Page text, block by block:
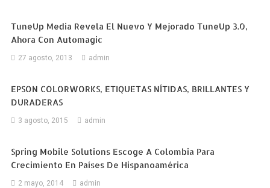
TuneUp Media Revela El Nuevo Y Mejorado TuneUp 3.0,
Ahora Con Automagic
27 agosto, 2013 admin
EPSON COLORWORKS, ETIQUETAS NÍTIDAS, BRILLANTES Y
DURADERAS
3 agosto, 2015 admin
Spring Mobile Solutions Escoge A Colombia Para
Crecimiento En Países De Hispanoamérica
2 mayo, 2014 admin